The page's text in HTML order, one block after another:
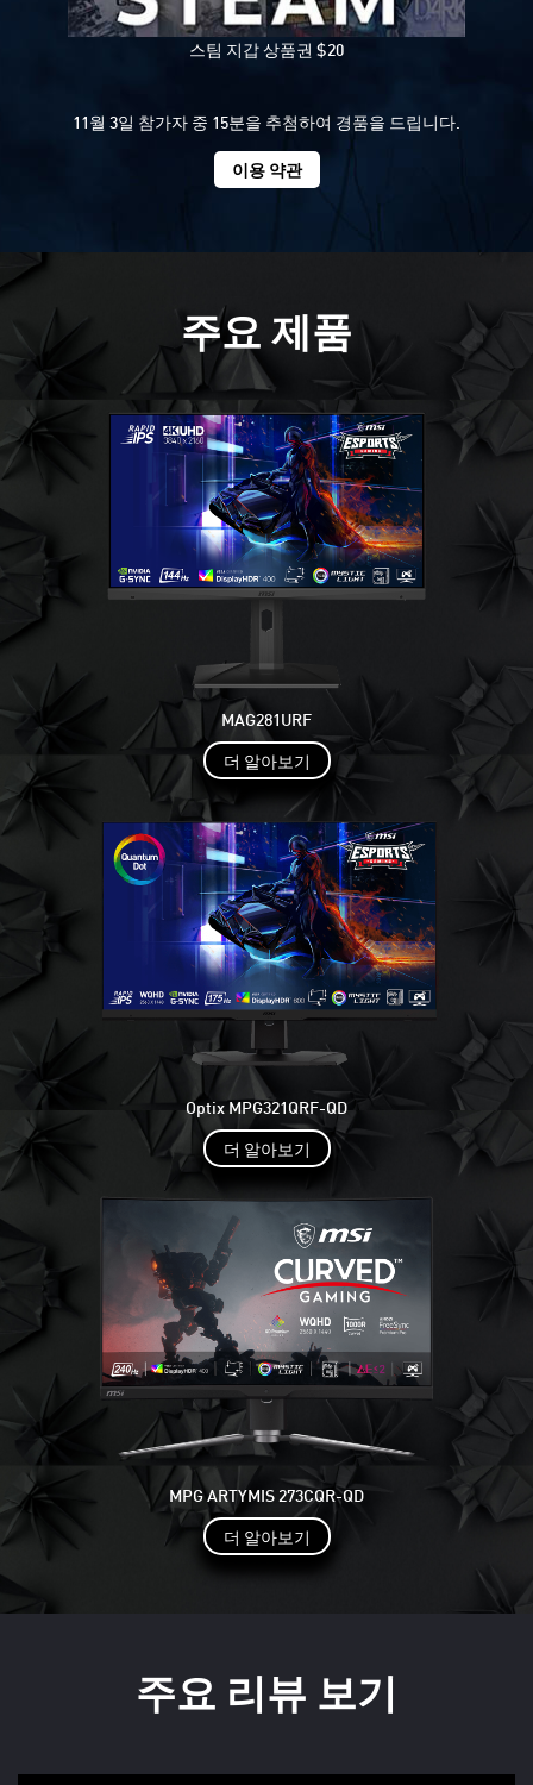
스팀 지갑 상품권 $20
11월 3일 참가자 중 15분을 추첨하여 경품을 드립니다.
이용 약관
주요 제품
MAG281URF
더 알아보기
Optix MPG321QRF-QD
더 알아보기
MPG ARTYMIS 273CQR-QD
더 알아보기
주요 리뷰 보기